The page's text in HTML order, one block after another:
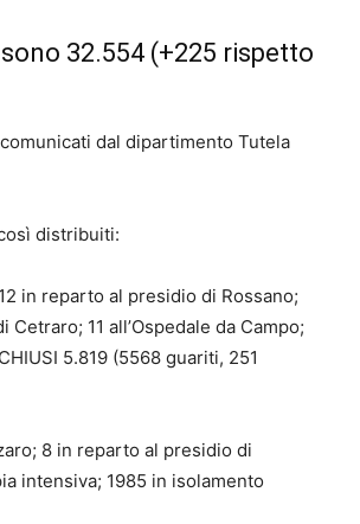
32.554 (+225 rispetto
dal dipartimento Tutela
distribuiti:
in reparto al presidio di Rossano;
11 all’Ospedale da Campo;
5.819 (5568 guariti, 251
8 in reparto al presidio di
intensiva; 1985 in isolamento